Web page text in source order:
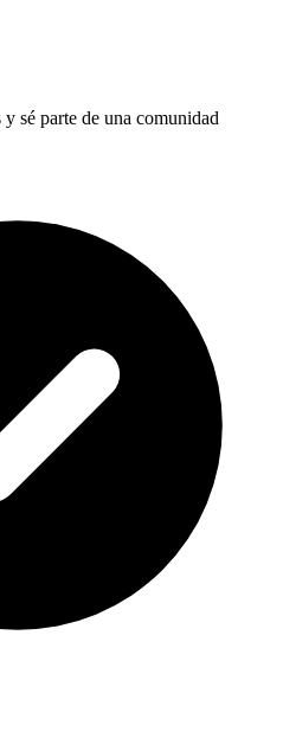
sé parte de una comunidad